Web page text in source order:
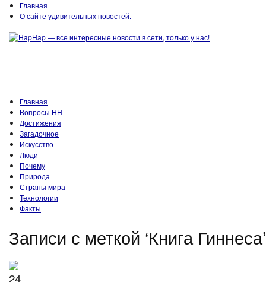
Главная
О сайте удивительных новостей.
Главная
Вопросы HH
Достижения
Загадочное
Искусство
Люди
Почему
Природа
Страны мира
Технологии
Факты
Записи с меткой ‘Книга Гиннеса’